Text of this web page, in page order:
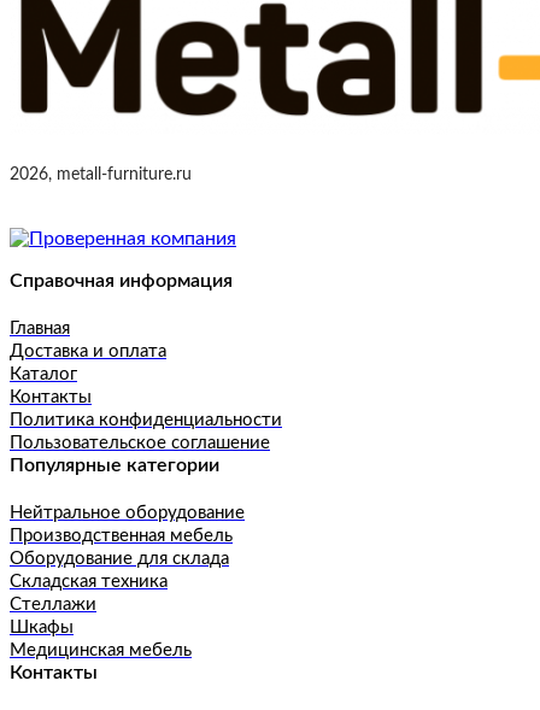
2026, metall-furniture.ru
Справочная информация
Главная
Доставка и оплата
Каталог
Контакты
Политика конфиденциальности
Пользовательское соглашение
Популярные категории
Нейтральное оборудование
Производственная мебель
Оборудование для склада
Складская техника
Стеллажи
Шкафы
Медицинская мебель
Контакты